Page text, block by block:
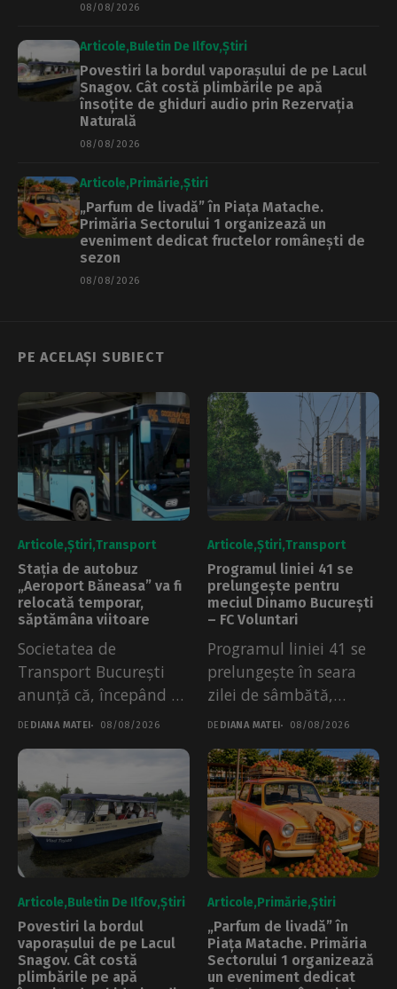
08/08/2026
Articole Buletin De Ilfov Știri
Povestiri la bordul vaporașului de pe Lacul
Snagov. Cât costă plimbările pe apă
însoțite de ghiduri audio prin Rezervația
Naturală
08/08/2026
Articole Primărie Știri
„Parfum de livadă” în Piața Matache.
Primăria Sectorului 1 organizează un
eveniment dedicat fructelor românești de
sezon
08/08/2026
PE ACELAȘI SUBIECT
Articole Știri Transport
Stația de autobuz
„Aeroport Băneasa” va fi
relocată temporar,
săptămâna viitoare
Societatea de
Transport București
anunță că, începând cu
10 august, stația de...
DE DIANA MATEI 08/08/2026
Articole Știri Transport
Programul liniei 41 se
prelungește pentru
meciul Dinamo București
– FC Voluntari
Programul liniei 41 se
prelungește în seara
zilei de sâmbătă,
08.08.2026. Măsura a...
DE DIANA MATEI 08/08/2026
Articole Buletin De Ilfov Știri
Povestiri la bordul
vaporașului de pe Lacul
Snagov. Cât costă
plimbările pe apă
Articole Primărie Știri
„Parfum de livadă” în
Piața Matache. Primăria
Sectorului 1 organizează
un eveniment dedicat